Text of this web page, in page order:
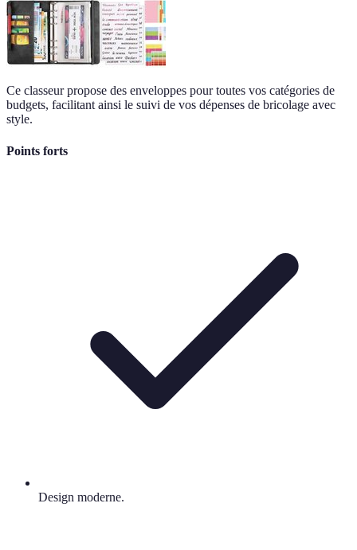
Ce classeur propose des enveloppes pour toutes vos catégories de
budgets, facilitant ainsi le suivi de vos dépenses de bricolage avec
style.
Points forts
Design moderne.